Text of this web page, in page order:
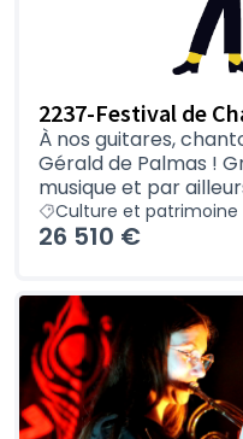
2237-Festival de
À nos guitares,
Gérald de Palmas !
musique et par
Culture et patrimoine
26 510 €